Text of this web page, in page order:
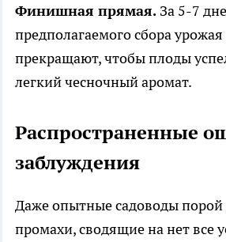
Финишная прямая. За 5-7
предполагаемого сбора
прекращают, чтобы плоды
легкий чесночный аромат.
Распространенные
заблуждения
Даже опытные садоводы порой
промахи, сводящие на нет все